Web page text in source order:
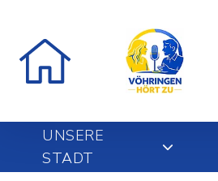
UNSERE
STADT